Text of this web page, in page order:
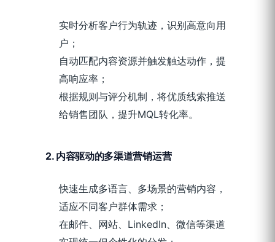
实时分析客户行为轨迹，识别高意向用
户；
自动匹配内容资源并触发触达动作，提
高响应率；
根据规则与评分机制，将优质线索推送
给销售团队，提升MQL转化率。
2. 内容驱动的多渠道营销运营
快速生成多语言、多场景的营销内容，
适应不同客户群体需求；
在邮件、网站、LinkedIn、微信等渠道